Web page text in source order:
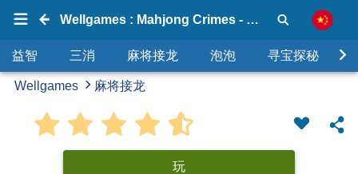
Wellgames : Mahjong Crimes - Puzzle Story
益智 三消 麻将接龙 泡泡 寻宝探秘
Wellgames 麻将接龙
玩